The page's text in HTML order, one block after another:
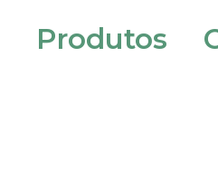
Produtos